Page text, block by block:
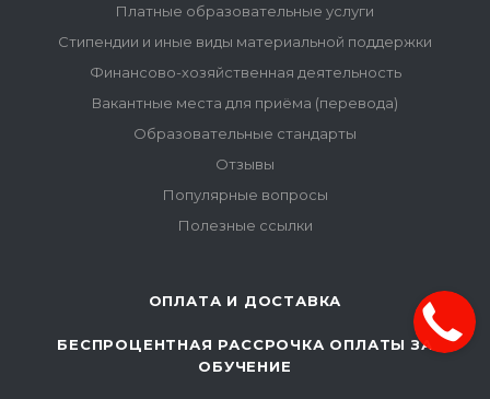
Платные образовательные услуги
Стипендии и иные виды материальной поддержки
Финансово-хозяйственная деятельность
Вакантные места для приёма (перевода)
Образовательные стандарты
Отзывы
Популярные вопросы
Полезные ссылки
ОПЛАТА И ДОСТАВКА
БЕСПРОЦЕНТНАЯ РАССРОЧКА ОПЛАТЫ ЗА
ОБУЧЕНИЕ